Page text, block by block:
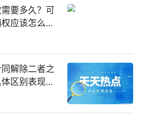
要多久？可
应该怎么行
解除二者之
区别表现有